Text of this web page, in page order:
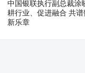
中国银联执行副总裁涂
耕行业、促进融合 共
新乐章